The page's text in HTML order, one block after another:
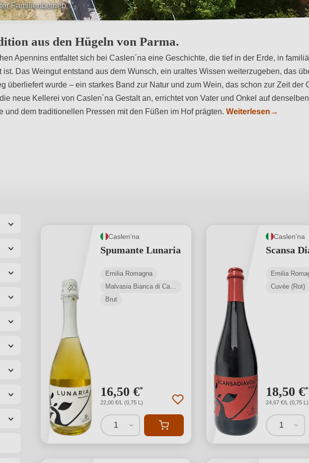
Familienbetrieb
auf einer Höhe von 350m
aus den Hügeln von Parma.
Apennins entfaltet sich bei Caslen´na eine Geschichte, die tief in der Erde, in
Das Weingut entstand aus dem Wunsch, ein uraltes Wissen weiterzugeben, das
überliefert wurde – ein starkes Band zur Natur und zum Wein, das schon zur Zeit der
neue Kellerei von Caslen´na Gestalt an, errichtet von Vater und Onkel auf
und dem traditionellen Pressen mit den Füßen im Hof prägten. Weiterlesen →
Caslen'na
Spumante Lunaria
Emilia Romagna
Malvasia Bianca di Candia
Brut
16,50 €*
22,00 €/L (0,75 L)
1
Caslen'na
Scansa
Emilia
Cuvée (Rot)
18,50 €*
24,67 €/L (0,75 L)
1